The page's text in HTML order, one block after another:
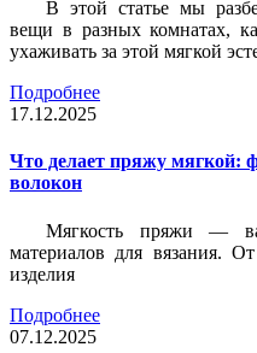
В этой статье мы
вещи в разных комнатах,
ухаживать за этой мягкой
Подробнее
17.12.2025
Что делает пряжу мягкой:
волокон
Мягкость пряжи —
материалов для вязания.
изделия
Подробнее
07.12.2025